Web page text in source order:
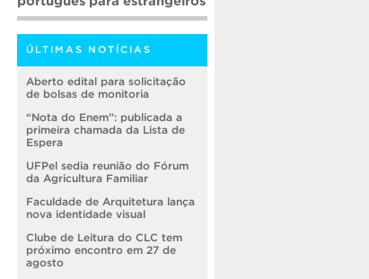
ÚLTIMAS NOTÍCIAS
Aberto edital para solicitação
de bolsas de monitoria
“Nota do Enem”: publicada a
primeira chamada da Lista de
Espera
UFPel sedia reunião do Fórum
da Agricultura Familiar
Faculdade de Arquitetura lança
nova identidade visual
Clube de Leitura do CLC tem
próximo encontro em 27 de
agosto